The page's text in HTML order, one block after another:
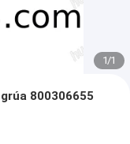
1/1
800306655